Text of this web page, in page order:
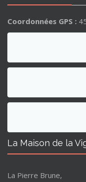
Coordonnées GPS :
La Maison de la
La Pierre Brune,